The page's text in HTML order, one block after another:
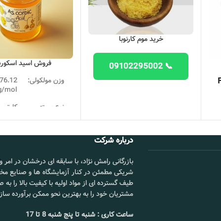
طبیعی قلب,ماهیچه ها و اعصاب شما ضروری است.گلوکونات پتاسیم برای
دارویی ذکر نشده است.
هفته طول می کشد, مکمل های پتاسیم ممکن است فشار خون شما را کاهش
مشورت کنید.
آکادمی تغذیه و رژیم غذایی گزارش می دهد که مصرف روزانه توصیه شده برای پتاسیم 4700 میلی گرم است، اما
به دست آوردن میزان مصرف توصیه شده، استفاده از غذاهای غنی از پتاسیم
خرید موم کارنوبا
📞 09102295002
فروش اسید
وزن مولکولی:
mol
نوع بسته
نقطه ذوب
نقطه جوش:
۵۵۲.۷
نام برند:
زیبو –
درباره شرکت
بازرگانی رامش نژاد، با سابقه ای درخشان در
شریکی مطمئن در کنار آزمایشگاه ها و صنایع
طیف گسترده ای از مواد اولیه با کیفیت بالا را
مشتریان خود را به بهترین نحو ممکن برآورده
ساعت کاری : شنبه تا پنج شنبه 8 تا 17